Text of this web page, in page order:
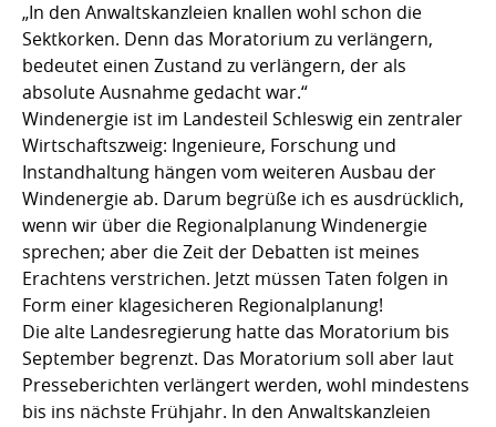
„In den Anwaltskanzleien knallen wohl schon die
Sektkorken. Denn das Moratorium zu verlängern,
bedeutet einen Zustand zu verlängern, der als
absolute Ausnahme gedacht war.“
Windenergie ist im Landesteil Schleswig ein zentraler
Wirtschaftszweig: Ingenieure, Forschung und
Instandhaltung hängen vom weiteren Ausbau der
Windenergie ab. Darum begrüße ich es ausdrücklich,
wenn wir über die Regionalplanung Windenergie
sprechen; aber die Zeit der Debatten ist meines
Erachtens verstrichen. Jetzt müssen Taten folgen in
Form einer klagesicheren Regionalplanung!
Die alte Landesregierung hatte das Moratorium bis
September begrenzt. Das Moratorium soll aber laut
Presseberichten verlängert werden, wohl mindestens
bis ins nächste Frühjahr. In den Anwaltskanzleien